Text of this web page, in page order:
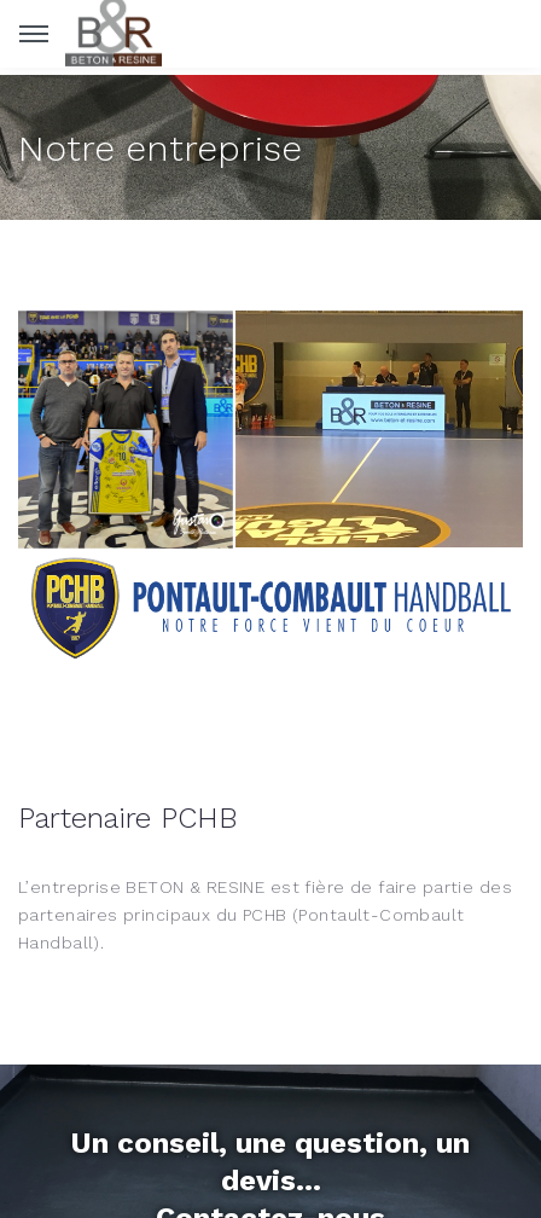
Panneau de gestion des cookies
Notre entreprise
Partenaire PCHB
L’entreprise BETON & RESINE est fière de faire partie des
partenaires principaux du PCHB (Pontault-Combault
Handball).
Un conseil, une question, un
devis...